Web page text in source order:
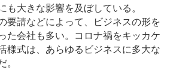
も大きな影響を及ぼしている。
要請などによって、ビジネスの形を
た会社も多い。コロナ禍をキッカケ
様式は、あらゆるビジネスに多大な